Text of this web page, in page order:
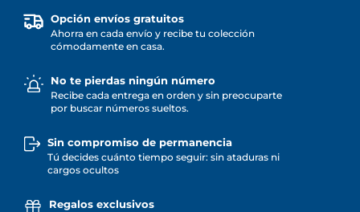
Opción envíos gratuitos
Ahorra en cada envío y recibe tu colección
cómodamente en casa.
No te pierdas ningún número
Recibe cada entrega en orden y sin preocuparte
por buscar números sueltos.
Sin compromiso de permanencia
Tú decides cuánto tiempo seguir: sin ataduras ni
cargos ocultos
Regalos exclusivos